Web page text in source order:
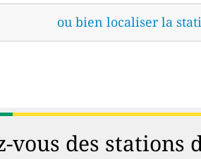
ou bien localiser la
vous des